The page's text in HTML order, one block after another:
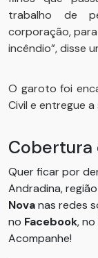
trabalho de
corporação,
incêndio”, disse
O garoto foi
Civil e entregue a
Cobertura
Quer ficar por
Andradina,
Novanas redes
no Facebook, no
Acompanhe!